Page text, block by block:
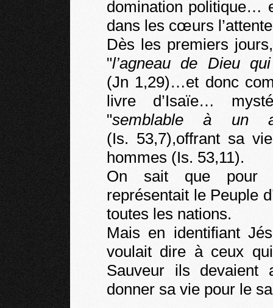
domination politique…
dans les cœurs
Dès les premiers
"l’agneau de Dieu
(Jn 1,29)…et donc
livre d’Isaïe…
"semblable à un
(Is. 53,7),offrant sa
hommes (Is. 53,11).
On sait que pour
représentait le Peuple
toutes les nations.
Mais en identifiant
voulait dire à ceux
Sauveur ils
donner sa vie pour le